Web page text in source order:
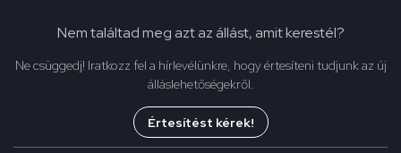
Nem találtad meg azt az állást, amit kerestél?
Ne csüggedj! Iratkozz fel a hírlevélünkre, hogy értesíteni tudjunk az új
álláslehetőségekről.
Értesítést kérek!